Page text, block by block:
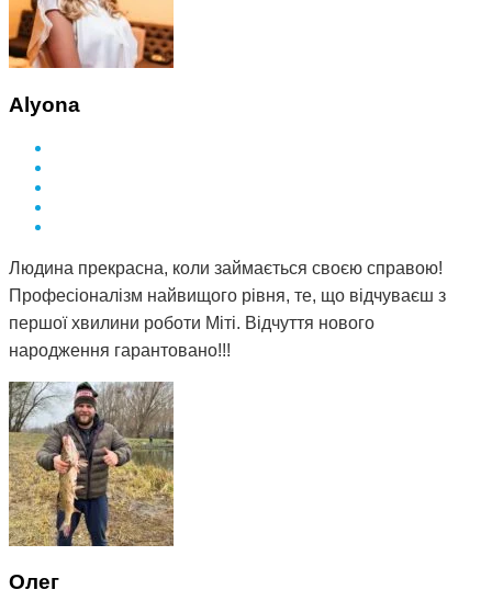
Alyona
Людина прекрасна, коли займається своєю справою!
Професіоналізм найвищого рівня, те, що відчуваєш з
першої хвилини роботи Міті. Відчуття нового
народження гарантовано!!!
Олег